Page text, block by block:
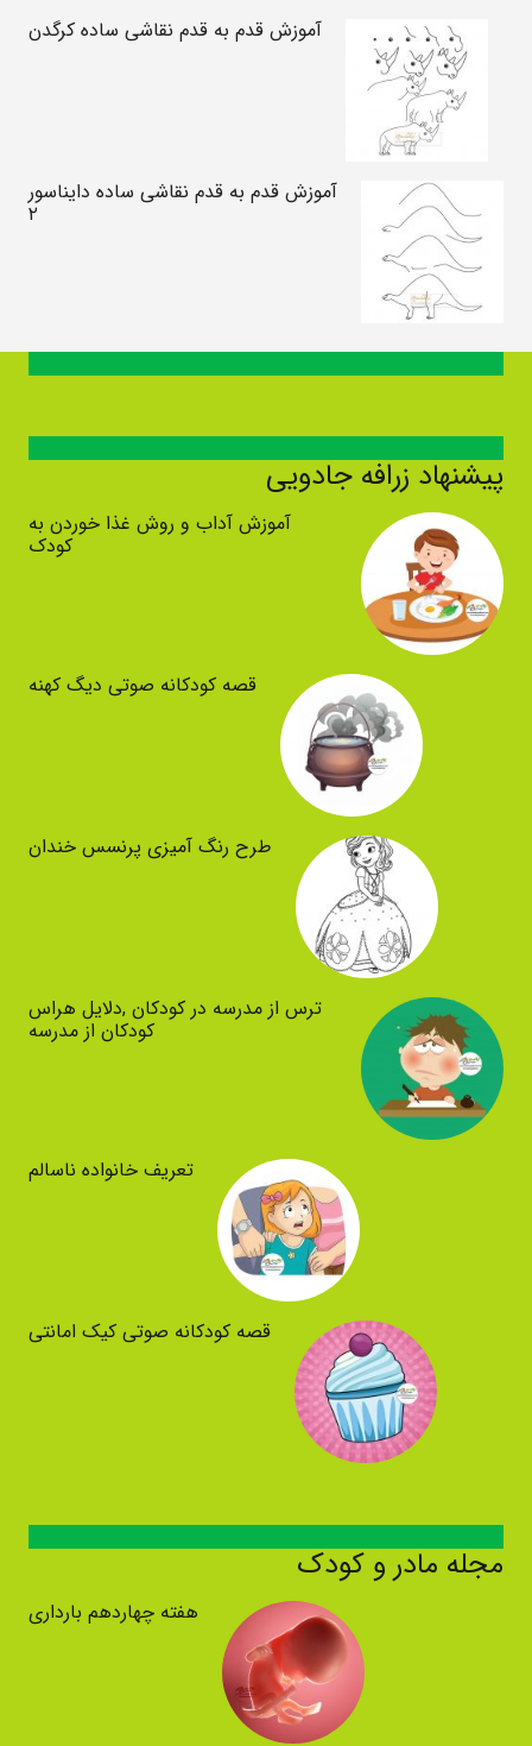
آموزش قدم به قدم نقاشی ساده کرگدن
آموزش قدم به قدم نقاشی ساده دایناسور
۲
پیشنهاد زرافه جادویی
آموزش آداب و روش غذا خوردن به
کودک
قصه کودکانه صوتی دیگ کهنه
طرح رنگ آمیزی پرنسس خندان
ترس از مدرسه در کودکان ,دلایل هراس
کودکان از مدرسه
تعریف خانواده ناسالم
قصه کودکانه صوتی کیک امانتی
مجله مادر و کودک
هفته چهاردهم بارداری